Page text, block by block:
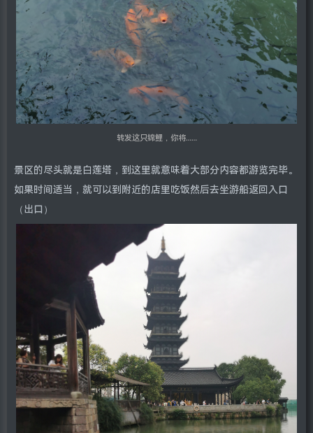
转发这只锦鲤，你将……
景区的尽头就是白莲塔，到这里就意味着大部分内容都游览完毕。
如果时间适当，就可以到附近的店里吃饭然后去坐游船返回入口
（出口）